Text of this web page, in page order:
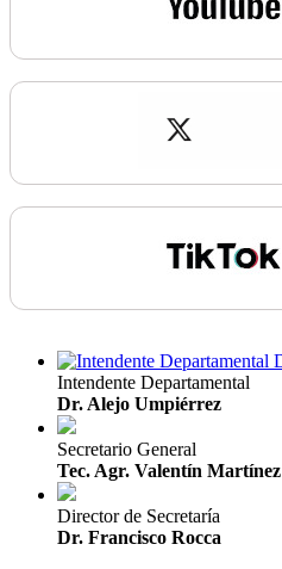
Intendente Departamental
Dr. Alejo Umpiérrez
Secretario General
Tec. Agr. Valentín Martínez
Director de Secretaría
Dr. Francisco Rocca